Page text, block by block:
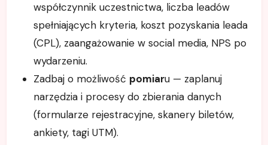
współczynnik uczestnictwa, liczba leadów
spełniających kryteria, koszt pozyskania leada
(CPL), zaangażowanie w social media, NPS po
wydarzeniu.
Zadbaj o możliwość pomiaru — zaplanuj
narzędzia i procesy do zbierania danych
(formularze rejestracyjne, skanery biletów,
ankiety, tagi UTM).